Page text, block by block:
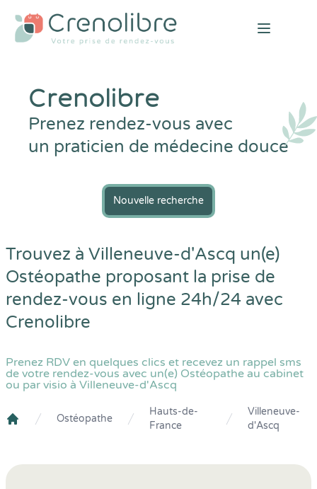
Open
Crenolibre
Prenez rendez-vous avec
un praticien de médecine douce
Nouvelle recherche
Trouvez à Villeneuve-d'Ascq un(e)
Ostéopathe proposant la prise de
rendez-vous en ligne 24h/24 avec
Crenolibre
Prenez RDV en quelques clics et recevez un rappel sms
de votre rendez-vous avec un(e) Ostéopathe au cabinet
ou par visio à Villeneuve-d'Ascq
Ostéopathe
Hauts-de-
France
Villeneuve-
d'Ascq